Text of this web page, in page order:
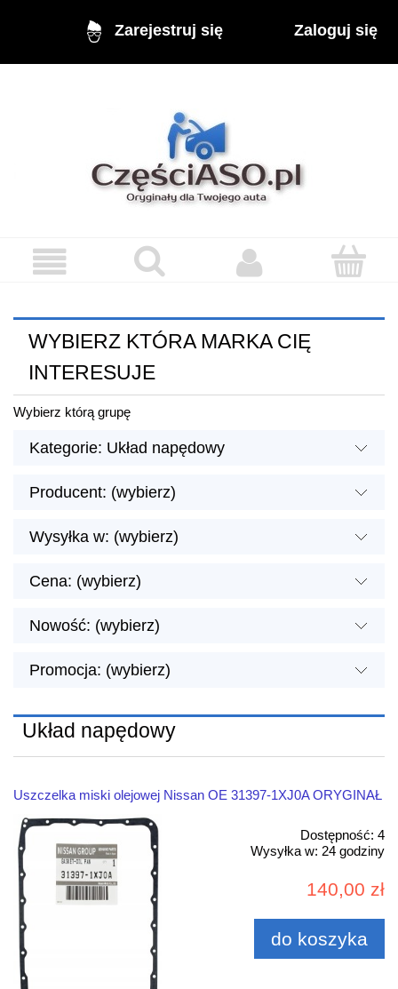
Zarejestruj się Zaloguj się
WYBIERZ KTÓRA MARKA CIĘ
INTERESUJE
Wybierz którą grupę
Kategorie: Układ napędowy
Producent: (wybierz)
Wysyłka w: (wybierz)
Cena: (wybierz)
Nowość: (wybierz)
Promocja: (wybierz)
Układ napędowy
Uszczelka miski olejowej Nissan OE 31397-1XJ0A ORYGINAŁ
Dostępność: 4
Wysyłka w: 24 godziny
140,00 zł
do koszyka